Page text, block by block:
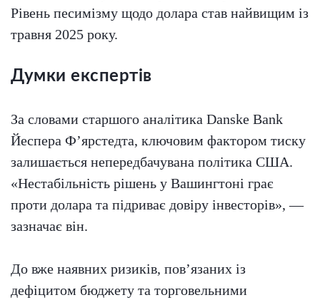
Рівень песимізму щодо долара став найвищим із
травня 2025 року.
Думки експертів
За словами старшого аналітика Danske Bank
Йеспера Ф’ярстедта, ключовим фактором тиску
залишається непередбачувана політика США.
«Нестабільність рішень у Вашингтоні грає
проти долара та підриває довіру інвесторів», —
зазначає він.
До вже наявних ризиків, пов’язаних із
дефіцитом бюджету та торговельними